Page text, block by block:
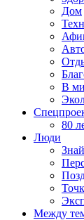
Дом
В
80
Люди
Между